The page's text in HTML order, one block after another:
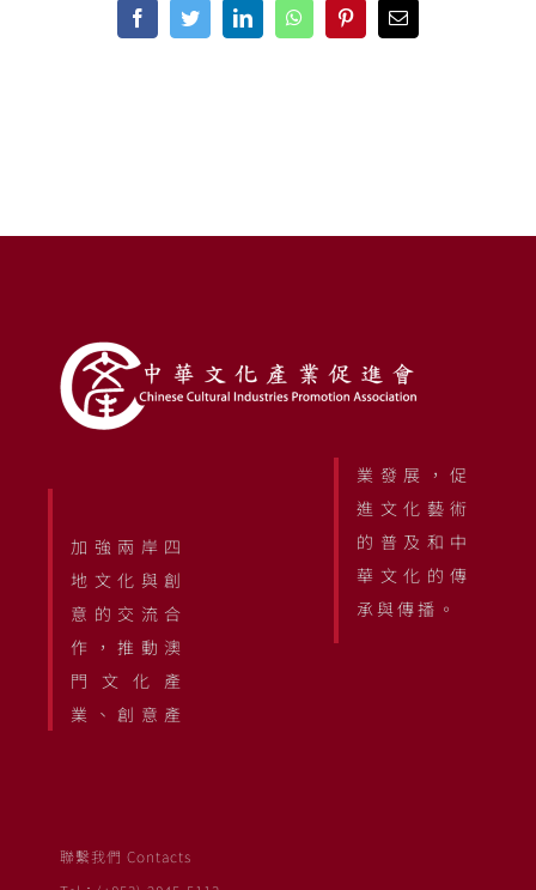
FacebookTwitterLinkedInWhatsAppPinterestEmail
加強兩岸四
地文化與創
意的交流合
作，推動澳
門文化產
業、創意產
業發展，促
進文化藝術
的普及和中
華文化的傳
承與傳播。
聯繫我們 Contacts